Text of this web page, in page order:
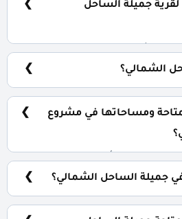
جميلة الساحل
الشمالي؟
بقلب منطقة سيدي حنيش.
ومساحاتها في مشروع
جميلة الساحل الشمالي؟